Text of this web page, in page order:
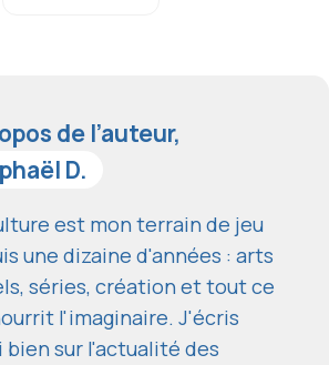
de l’auteur,
D.
est mon terrain de jeu
une dizaine d'années : arts
séries, création et tout ce
l'imaginaire. J'écris
bien sur l'actualité des